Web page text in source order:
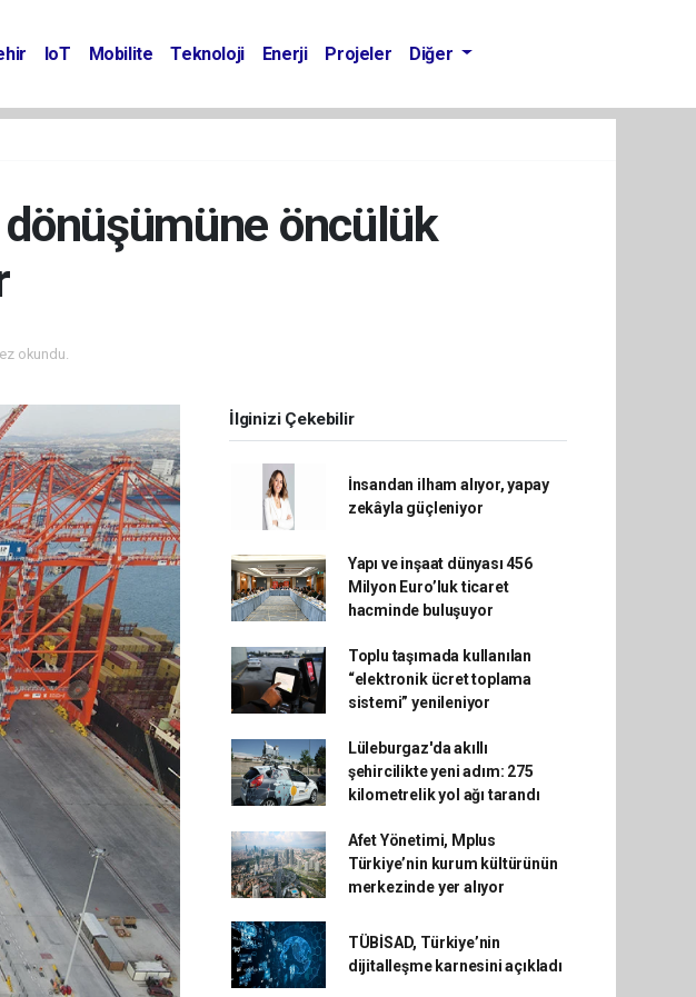
IoT Mobilite Teknoloji Enerji Projeler Diğer
dönüşümüne öncülük
okundu.
İlginizi Çekebilir
İnsandan ilham alıyor, yapay
zekâyla güçleniyor
Yapı ve inşaat dünyası 456
Milyon Euro’luk ticaret
hacminde buluşuyor
Toplu taşımada kullanılan
“elektronik ücret toplama
sistemi” yenileniyor
Lüleburgaz'da akıllı
şehircilikte yeni adım: 275
kilometrelik yol ağı tarandı
Afet Yönetimi, Mplus
Türkiye’nin kurum kültürünün
merkezinde yer alıyor
TÜBİSAD, Türkiye’nin
dijitalleşme karnesini açıkladı